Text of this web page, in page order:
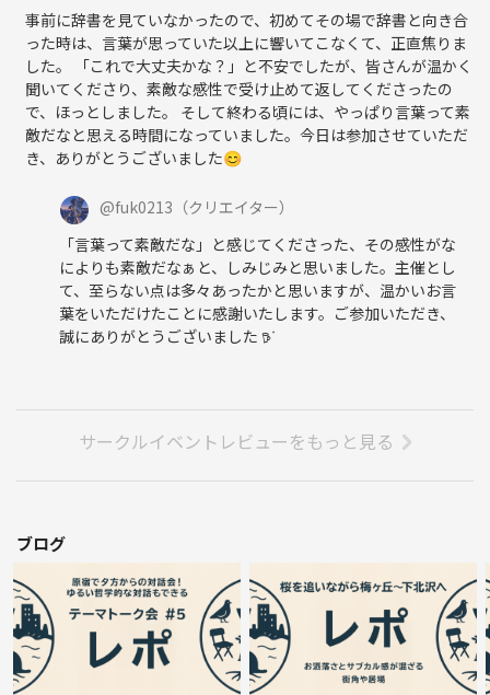
事前に辞書を見ていなかったので、初めてその場で辞書と向き合
った時は、言葉が思っていた以上に響いてこなくて、正直焦りま
した。 「これで大丈夫かな？」と不安でしたが、皆さんが温かく
聞いてくださり、素敵な感性で受け止めて返してくださったの
で、ほっとしました。 そして終わる頃には、やっぱり言葉って素
敵だなと思える時間になっていました。今日は参加させていただ
き、ありがとうございました😊
@fuk0213 （クリエイター）
「言葉って素敵だな」と感じてくださった、その感性がな
によりも素敵だなぁと、しみじみと思いました。主催とし
て、至らない点は多々あったかと思いますが、温かいお言
葉をいただけたことに感謝いたします。ご参加いただき、
誠にありがとうございました 𖠚ᐝ
サークルイベントレビューをもっと見る
ブログ